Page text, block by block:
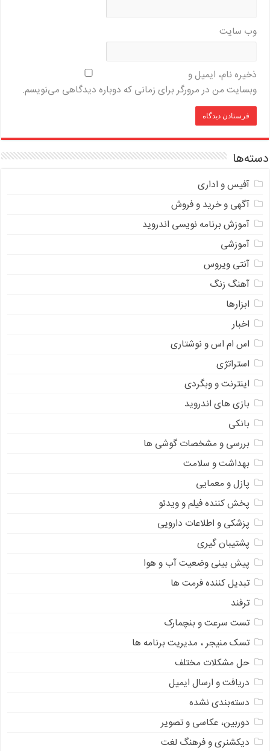
وب‌ سایت
ذخیره نام، ایمیل و
وبسایت من در مرورگر برای زمانی که دوباره دیدگاهی می‌نویسم.
دسته‌ها
آفیس و اداری
آگهی و خرید و فروش
آموزش برنامه نویسی اندروید
آموزشی
آنتی ویروس
آهنگ زنگ
ابزارها
اخبار
اس ام اس و نوشتاری
استراتژی
اینترنت و وبگردی
بازی های اندروید
بانکی
بررسی و مشخصات گوشی ها
بهداشت و سلامت
پازل و معمایی
پخش کننده فیلم و ویدئو
پزشکی و اطلاعات دارویی
پشتیبان گیری
پیش بینی وضعیت آب و هوا
تبدیل کننده فرمت ها
ترفند
تست سرعت و بنچمارک
تسک منیجر ، مدیریت برنامه ها
حل مشکلات مختلف
دریافت و ارسال ایمیل
دسته‌بندی نشده
دوربین، عکاسی و تصویر
دیکشنری و فرهنگ لغت